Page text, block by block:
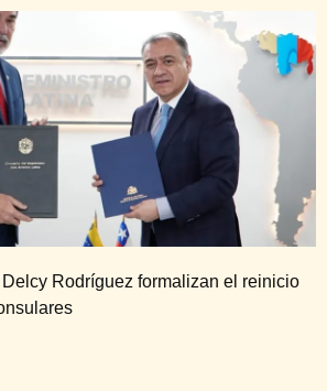
Rodríguez formalizan el reinicio